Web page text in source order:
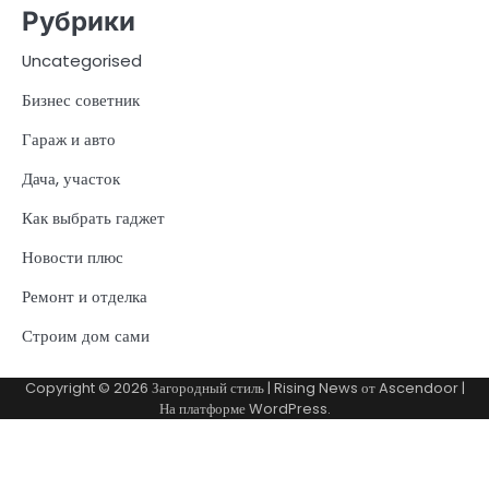
Рубрики
Uncategorised
Бизнес советник
Гараж и авто
Дача, участок
Как выбрать гаджет
Новости плюс
Ремонт и отделка
Строим дом сами
Copyright © 2026 Загородный стиль| Rising News отAscendoor|
На платформеWordPress.